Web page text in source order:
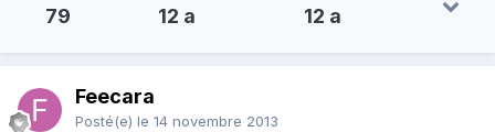
79 12 a 12 a
Feecara
Posté(e) le 14 novembre 2013